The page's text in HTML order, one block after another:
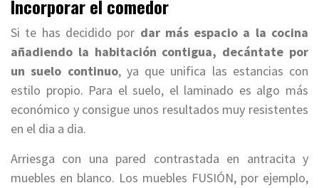
Incorporar el comedor
Si te has decidido por dar más espacio a la cocina
añadiendo la habitación contigua, decántate por
un suelo continuo, ya que unifica las estancias con
estilo propio. Para el suelo, el laminado es algo más
económico y consigue unos resultados muy resistentes
en el dia a dia.
Arriesga con una pared contrastada en antracita y
muebles en blanco. Los muebles FUSIÓN, por ejemplo,